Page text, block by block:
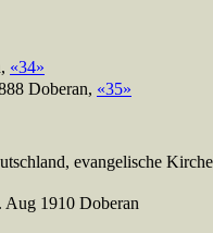
«34»
Doberan, «35»
evangelische
Aug 1910 Doberan